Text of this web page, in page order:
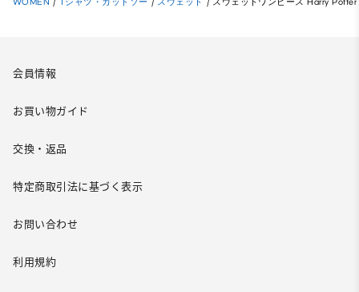
WOMEN / Tシャツ・カットソー / スウェット / スウェットワンピース Harry Potter
会員情報
お買い物ガイド
交換・返品
特定商取引法に基づく表示
お問い合わせ
利用規約